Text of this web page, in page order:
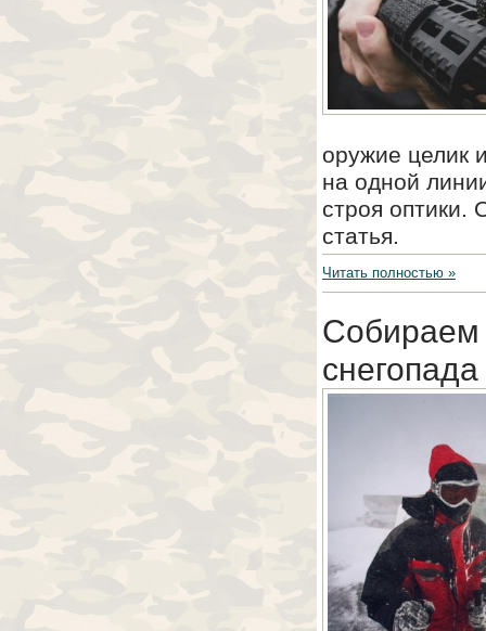
оружие целик
на одной
строя оптики.
статья.
Читать полностью »
Собираем